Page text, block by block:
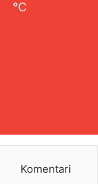
℃
Komentari